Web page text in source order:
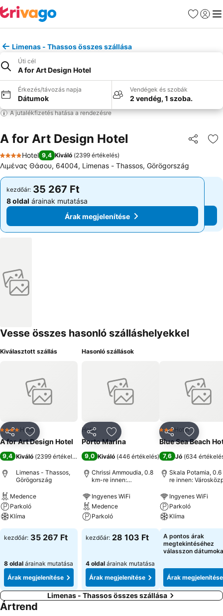
Kedvencek
Limenas - Thassos összes szállása
Úti cél
A for Art Design Hotel
Érkezés/távozás napja
Dátumok
Vendégek és szobák
2 vendég, 1 szoba.
A jutalékfizetés hatása a rendezésre
A for Art Design Hotel
4 Kategória
Hotel 9,4 Kiváló (2399 értékelés)
Λιμένας Θάσου, 64004, Limenas - Thassos, Görögország
kezdőár: 35 267 Ft
8 oldal árainak mutatása
Árak megjelenítése
kezdőár: 35 267 Ft
8 oldal árainak mutatása
Árak megjelenítése
Vesse összes hasonló szálláshelyekkel
Kiválasztott szállás
MegosztásHozzáadás a kedvencekhez
4 Kategória
Hotel
A for Art Design Hotel
9,4 Kiváló (2399 értékelés
Limenas - Thassos,
Görögország
Medence
Parkoló
Klíma
kezdőár: 35 267 Ft
8 oldal árainak mutatása
Árak megjelenítése
Hasonló szállások
MegosztásHozzáadás a kedvencekhez
Hotel
Porto Marina
9,0 Kiváló (446 értékelés)
Chrissi Ammoudia, 0.8
km-re innen:
Ingyenes WiFi
Medence
Parkoló
kezdőár: 28 103 Ft
4 oldal árainak mutatása
Árak megjelenítése
Megosztás
3 Kategória
Hotel
Blue Sea Beach
7,6 Jó (634
Skala Potamia,
re innen:
Ingyenes WiFi
Parkoló
Klíma
A pontos árak
megtekintéséhez
válasszon
Árak megjelenítése
Limenas - Thassos összes szállása
Ártrend